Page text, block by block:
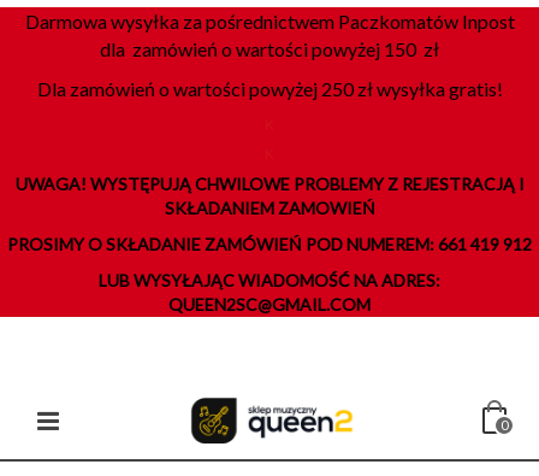
Darmowa wysyłka za pośrednictwem Paczkomatów Inpost
dla zamówień o wartości powyżej 150 zł
Dla zamówień o wartości powyżej 250 zł wysyłka gratis!
UWAGA! WYSTĘPUJĄ CHWILOWE PROBLEMY Z REJESTRACJĄ I
SKŁADANIEM ZAMOWIEŃ
PROSIMY O SKŁADANIE ZAMÓWIEŃ POD NUMEREM: 661 419 912
LUB WYSYŁAJĄC WIADOMOŚĆ NA ADRES:
QUEEN2SC@GMAIL.COM
0